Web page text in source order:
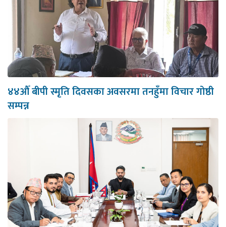
४४औँ बीपी स्मृति दिवसका अवसरमा तनहुँमा विचार गोष्ठी
सम्पन्न